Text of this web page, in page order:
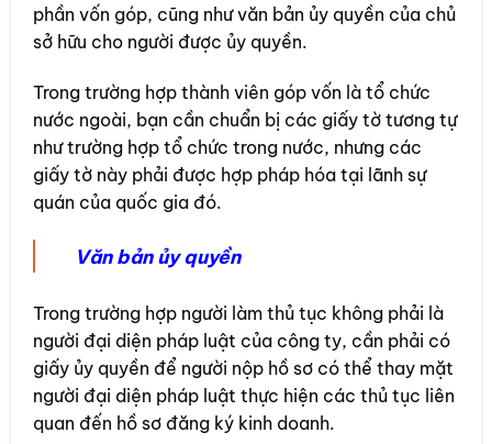
phần vốn góp, cũng như văn bản ủy quyền của chủ
sở hữu cho người được ủy quyền.
Trong trường hợp thành viên góp vốn là tổ chức
nước ngoài, bạn cần chuẩn bị các giấy tờ tương tự
như trường hợp tổ chức trong nước, nhưng các
giấy tờ này phải được hợp pháp hóa tại lãnh sự
quán của quốc gia đó.
Văn bản ủy quyền
Trong trường hợp người làm thủ tục không phải là
người đại diện pháp luật của công ty, cần phải có
giấy ủy quyền để người nộp hồ sơ có thể thay mặt
người đại diện pháp luật thực hiện các thủ tục liên
quan đến hồ sơ đăng ký kinh doanh.